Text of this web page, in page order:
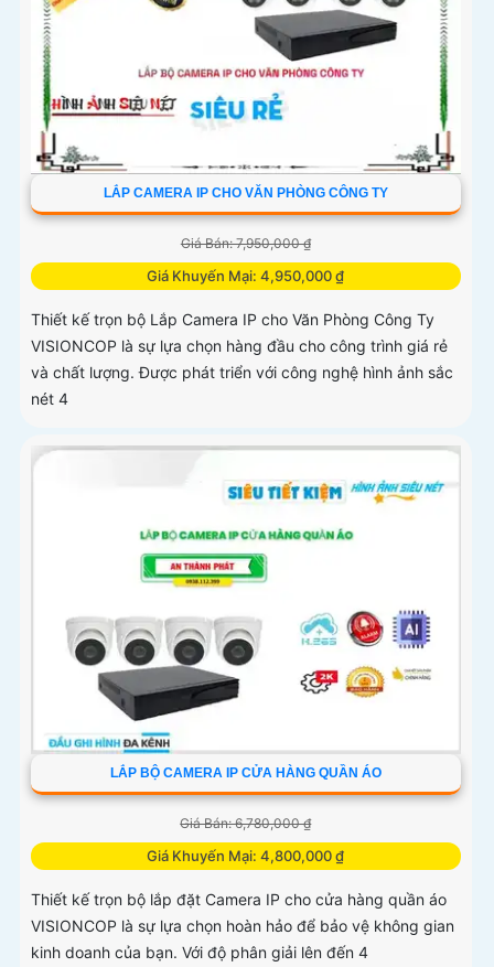
LẮP CAMERA IP CHO VĂN PHÒNG CÔNG TY
Giá Bán: 7,950,000 ₫
Giá Khuyến Mại: 4,950,000 ₫
Thiết kế trọn bộ Lắp Camera IP cho Văn Phòng Công Ty
VISIONCOP là sự lựa chọn hàng đầu cho công trình giá rẻ
và chất lượng. Được phát triển với công nghệ hình ảnh sắc
nét 4
LẮP BỘ CAMERA IP CỬA HÀNG QUẦN ÁO
Giá Bán: 6,780,000 ₫
Giá Khuyến Mại: 4,800,000 ₫
Thiết kế trọn bộ lắp đặt Camera IP cho cửa hàng quần áo
VISIONCOP là sự lựa chọn hoàn hảo để bảo vệ không gian
kinh doanh của bạn. Với độ phân giải lên đến 4